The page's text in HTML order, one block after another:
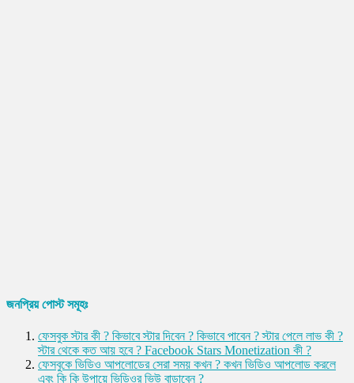
জনপ্রিয় পোস্ট সমূহঃ
ফেসবুক স্টার কী ? কিভাবে স্টার দিবেন ? কিভাবে পাবেন ? স্টার পেলে লাভ কী ?
স্টার থেকে কত আয় হবে ? Facebook Stars Monetization কী ?
ফেসবুকে ভিডিও আপলোডের সেরা সময় কখন ? কখন ভিডিও আপলোড করলে
এবং কি কি উপায়ে ভিডিওর ভিউ বাড়াবেন ?